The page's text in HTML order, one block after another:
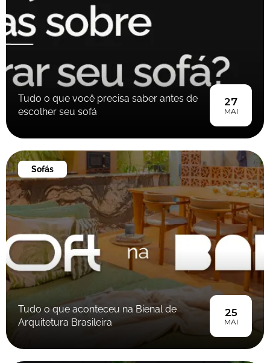
Tudo o que você precisa saber antes de
escolher seu sofá
27
MAI
Sofás
Tudo o que aconteceu na Bienal de
Arquitetura Brasileira
25
MAI